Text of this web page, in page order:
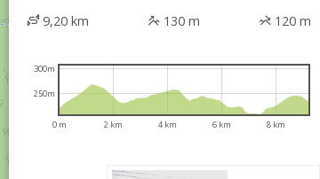
9,20 km 130 m 120 m
0 m 2 km 4 km 6 km 8 km
250m
300m